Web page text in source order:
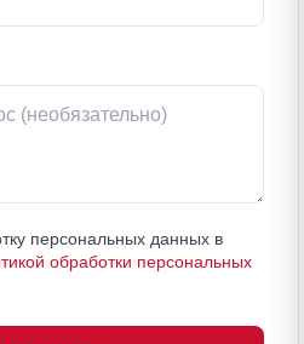
персональных данных в
обработки персональных